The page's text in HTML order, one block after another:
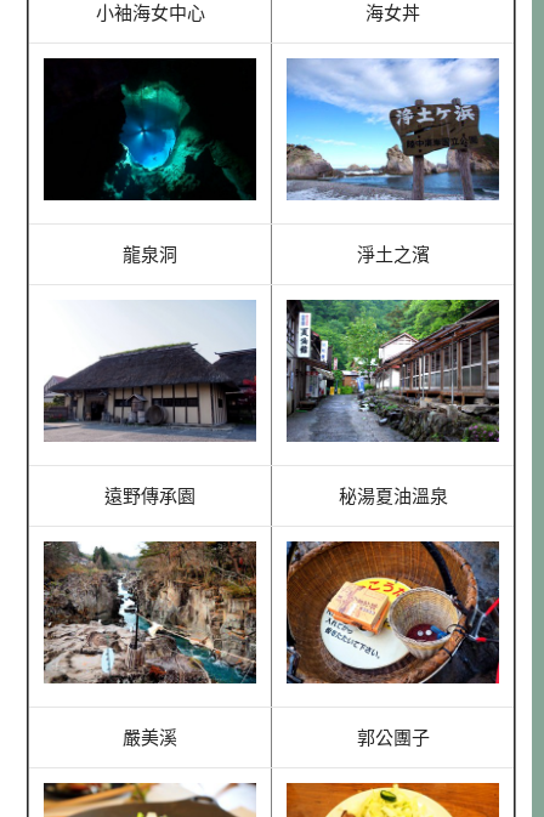
小袖海女中心 海女丼
龍泉洞 淨土之濱
遠野傳承園 秘湯夏油溫泉
嚴美溪 郭公團子